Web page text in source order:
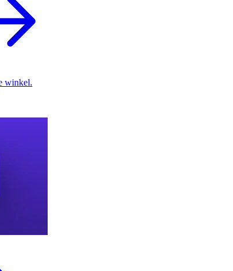
winkel.